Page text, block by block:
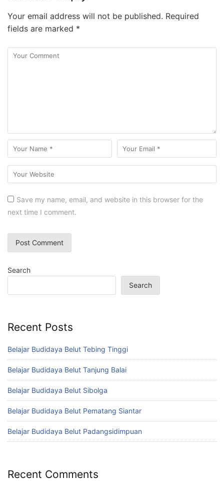
Your email address will not be published. Required
fields are marked *
Save my name, email, and website in this browser for the
next time I comment.
Search
Search
Recent Posts
Belajar Budidaya Belut Tebing Tinggi
Belajar Budidaya Belut Tanjung Balai
Belajar Budidaya Belut Sibolga
Belajar Budidaya Belut Pematang Siantar
Belajar Budidaya Belut Padangsidimpuan
Recent Comments